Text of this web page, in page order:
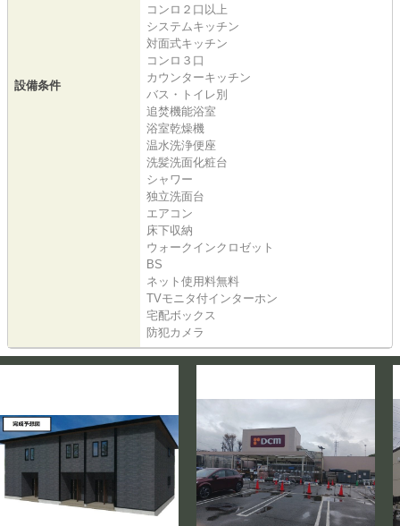
設備条件
コンロ２口以上
システムキッチン
対面式キッチン
コンロ３口
カウンターキッチン
バス・トイレ別
追焚機能浴室
浴室乾燥機
温水洗浄便座
洗髪洗面化粧台
シャワー
独立洗面台
エアコン
床下収納
ウォークインクロゼット
BS
ネット使用料無料
TVモニタ付インターホン
宅配ボックス
防犯カメラ